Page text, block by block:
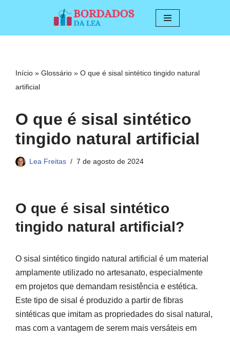
conteúdo
Início » Glossário » O que é sisal sintético tingido natural
artificial
O que é sisal sintético
tingido natural artificial
Lea Freitas 7 de agosto de 2024
O que é sisal sintético
tingido natural artificial?
O sisal sintético tingido natural artificial é um material
amplamente utilizado no artesanato, especialmente
em projetos que demandam resistência e estética.
Este tipo de sisal é produzido a partir de fibras
sintéticas que imitam as propriedades do sisal natural,
mas com a vantagem de serem mais versáteis em